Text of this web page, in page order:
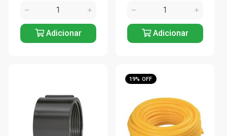
Adicionar Adicionar
19% OFF